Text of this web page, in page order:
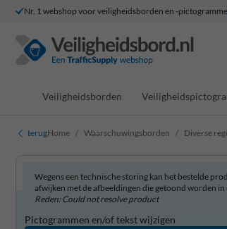
Nr. 1 webshop voor veiligheidsborden en -
Veiligheidsborden
terugHome Waarschuwingsborden Diverse
Wegens een technische storing kan het bestelde
afwijken met de afbeeldingen die getoond worden in
Reden: Could not resolve product
Waarschuwingsbord zelf aanpassen?
Pictogrammen en/of tekst wijzigen